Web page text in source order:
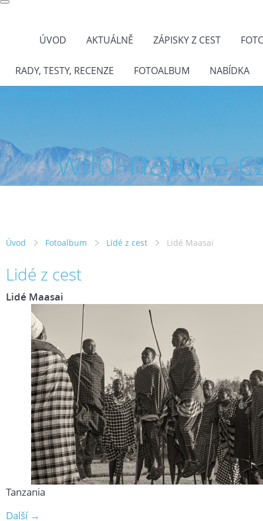
ÚVOD AKTUÁLNĚ ZÁPISKY Z CEST
RADY, TESTY, RECENZE FOTOALBUM NABÍDKA
wild-
Úvod Fotoalbum Lidé z cest Lidé Maasai
Lidé z cest
Lidé Maasai
Tanzania
Další →